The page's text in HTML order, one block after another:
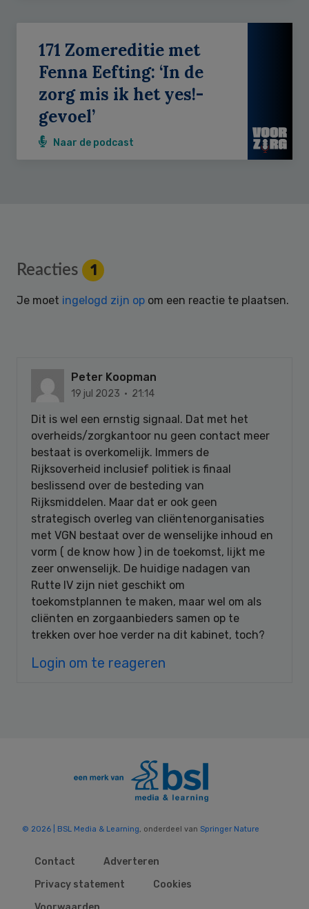
171 Zomereditie met
Fenna Eefting: ‘In de
zorg mis ik het yes!-
gevoel’
Naar de podcast
Reader
Interactions
Reacties 1
Je moet ingelogd zijn op om een reactie te plaatsen.
Peter Koopman
19 jul 2023 · 21:14
Dit is wel een ernstig signaal. Dat met het
overheids/zorgkantoor nu geen contact meer
bestaat is overkomelijk. Immers de
Rijksoverheid inclusief politiek is finaal
beslissend over de besteding van
Rijksmiddelen. Maar dat er ook geen
strategisch overleg van cliëntenorganisaties
met VGN bestaat over de wenselijke inhoud en
vorm ( de know how ) in de toekomst, lijkt me
zeer onwenselijk. De huidige nadagen van
Rutte IV zijn niet geschikt om
toekomstplannen te maken, maar wel om als
cliënten en zorgaanbieders samen op te
trekken over hoe verder na dit kabinet, toch?
Login om te reageren
© 2026 | BSL Media & Learning , onderdeel van Springer Nature
Contact
Adverteren
Privacy statement
Cookies